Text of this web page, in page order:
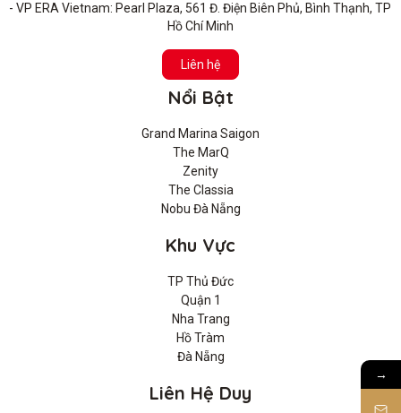
- VP ERA Vietnam: Pearl Plaza, 561 Đ. Điện Biên Phủ, Bình Thạnh, TP
Hồ Chí Minh
Liên hệ
Nổi Bật
Grand Marina Saigon
The MarQ
Zenity
The Classia
Nobu Đà Nẵng
Khu Vực
TP Thủ Đức
Quận 1
Nha Trang
Hồ Tràm
Đà Nẵng
Liên Hệ Duy
→